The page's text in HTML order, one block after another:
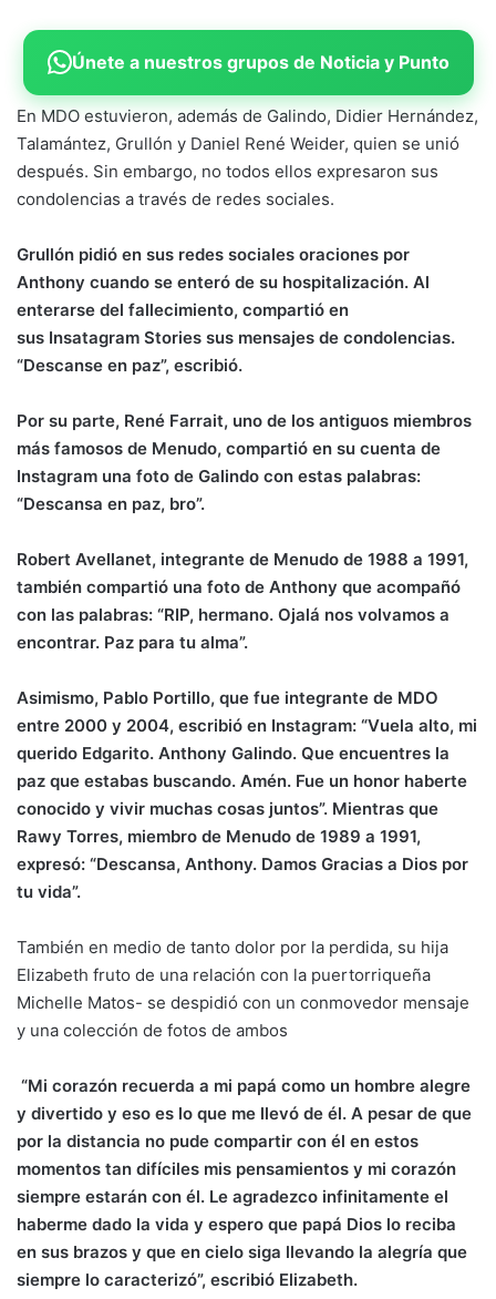
Únete a nuestros grupos de Noticia y Punto
En MDO estuvieron, además de Galindo, Didier Hernández,
Talamántez, Grullón y Daniel René Weider, quien se unió
después. Sin embargo, no todos ellos expresaron sus
condolencias a través de redes sociales.
Grullón pidió en sus redes sociales oraciones por
Anthony cuando se enteró de su hospitalización. Al
enterarse del fallecimiento, compartió en
sus Insatagram Stories sus mensajes de condolencias.
“Descanse en paz”, escribió.
Por su parte, René Farrait, uno de los antiguos miembros
más famosos de Menudo, compartió en su cuenta de
Instagram una foto de Galindo con estas palabras:
“Descansa en paz, bro”.
Robert Avellanet, integrante de Menudo de 1988 a 1991,
también compartió una foto de Anthony que acompañó
con las palabras: “RIP, hermano. Ojalá nos volvamos a
encontrar. Paz para tu alma”.
Asimismo, Pablo Portillo, que fue integrante de MDO
entre 2000 y 2004, escribió en Instagram: “Vuela alto, mi
querido Edgarito. Anthony Galindo. Que encuentres la
paz que estabas buscando. Amén. Fue un honor haberte
conocido y vivir muchas cosas juntos”. Mientras que
Rawy Torres, miembro de Menudo de 1989 a 1991,
expresó: “Descansa, Anthony. Damos Gracias a Dios por
tu vida”.
También en medio de tanto dolor por la perdida, su hija
Elizabeth fruto de una relación con la puertorriqueña
Michelle Matos- se despidió con un conmovedor mensaje
y una colección de fotos de ambos
“Mi corazón recuerda a mi papá como un hombre alegre
y divertido y eso es lo que me llevó de él. A pesar de que
por la distancia no pude compartir con él en estos
momentos tan difíciles mis pensamientos y mi corazón
siempre estarán con él. Le agradezco infinitamente el
haberme dado la vida y espero que papá Dios lo reciba
en sus brazos y que en cielo siga llevando la alegría que
siempre lo caracterizó”, escribió Elizabeth.